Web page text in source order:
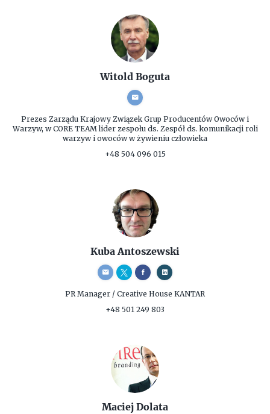
Witold Boguta
Prezes Zarządu Krajowy Związek Grup Producentów Owoców i
Warzyw, w CORE TEAM lider zespołu ds. Zespół ds. komunikacji roli
warzyw i owoców w żywieniu człowieka
+48 504 096 015
Kuba Antoszewski
PR Manager / Creative House KANTAR
+48 501 249 803
Maciej Dolata